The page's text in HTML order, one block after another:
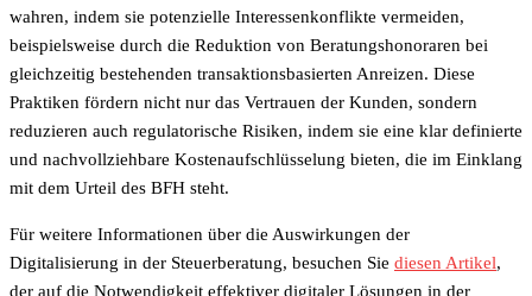
wahren, indem sie potenzielle Interessenkonflikte vermeiden,
beispielsweise durch die Reduktion von Beratungshonoraren bei
gleichzeitig bestehenden transaktionsbasierten Anreizen. Diese
Praktiken fördern nicht nur das Vertrauen der Kunden, sondern
reduzieren auch regulatorische Risiken, indem sie eine klar definierte
und nachvollziehbare Kostenaufschlüsselung bieten, die im Einklang
mit dem Urteil des BFH steht.
Für weitere Informationen über die Auswirkungen der
Digitalisierung in der Steuerberatung, besuchen Sie diesen Artikel,
der auf die Notwendigkeit effektiver digitaler Lösungen in der